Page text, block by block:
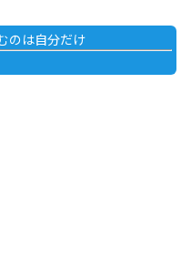
のは自分だけ